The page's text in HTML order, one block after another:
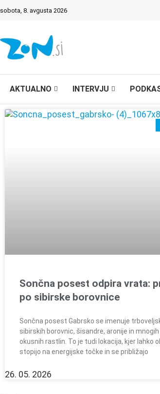
sobota, 8. avgusta 2026
AKTUALNO INTERVJU
Sončna posest odpira vrata:
po sibirske borovnice
Sončna posest Gabrsko se imenuje
sibirskih borovnic, šisandre, aronije in
okusnih rastlin. To je tudi lokacija, kjer lahko
stopijo na energijske točke in se približajo
26. 05. 2026